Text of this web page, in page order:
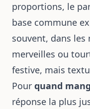
proportions, le
base commune
souvent, dans les
merveilles ou
festive, mais
Pour quand
réponse la plus